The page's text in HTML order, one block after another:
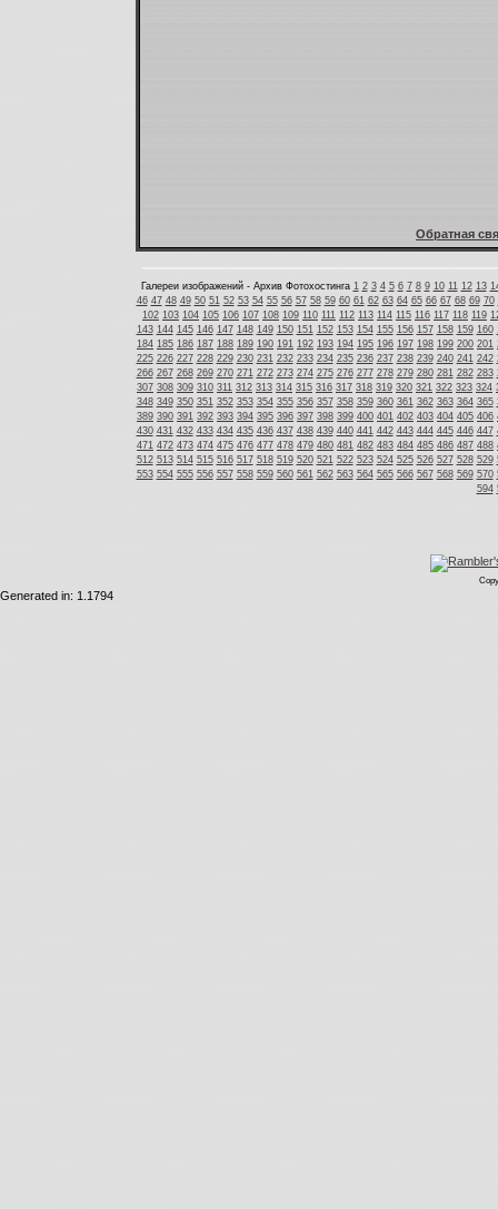
Обратная
Галереи изображений - Архив Фотохостинга 1 2 3 4 5 6 7 8 9 10 11 12 13
46 47 48 49 50 51 52 53 54 55 56 57 58 59 60 61 62 63 64 65 66 67 68 69 70
102 103 104 105 106 107 108 109 110 111 112 113 114 115 116 117 118 119
143 144 145 146 147 148 149 150 151 152 153 154 155 156 157 158 159 160
184 185 186 187 188 189 190 191 192 193 194 195 196 197 198 199 200 201
225 226 227 228 229 230 231 232 233 234 235 236 237 238 239 240 241 242
266 267 268 269 270 271 272 273 274 275 276 277 278 279 280 281 282 283
307 308 309 310 311 312 313 314 315 316 317 318 319 320 321 322 323 324
348 349 350 351 352 353 354 355 356 357 358 359 360 361 362 363 364 365
389 390 391 392 393 394 395 396 397 398 399 400 401 402 403 404 405 406
430 431 432 433 434 435 436 437 438 439 440 441 442 443 444 445 446 447
471 472 473 474 475 476 477 478 479 480 481 482 483 484 485 486 487 488
512 513 514 515 516 517 518 519 520 521 522 523 524 525 526 527 528 529
553 554 555 556 557 558 559 560 561 562 563 564 565 566 567 568 569 570
594
Generated in: 1.1794